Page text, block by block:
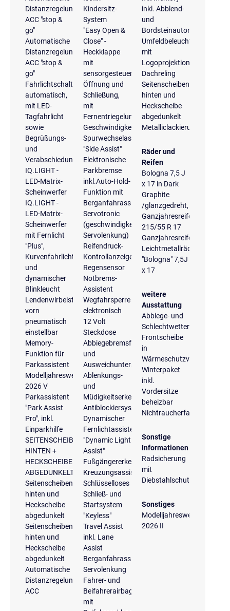
Distanzregelung
ACC "stop &
go"
Automatische
Distanzregelung
ACC "stop &
go"
Fahrlichtschaltung
automatisch,
mit LED-
Tagfahrlicht
sowie
Begrüßungs-
und
Verabschiedungslicht
IQ.LIGHT -
LED-Matrix-
Scheinwerfer
IQ.LIGHT -
LED-Matrix-
Scheinwerfer
mit Fernlicht
"Plus",
Kurvenfahrlicht
und
dynamischer
Blinkleucht
Lendenwirbelstützen
vorn
pneumatisch
einstellbar
Memory-
Funktion für
Parkassistent
Modelljahreswechsel
2026 V
Parkassistent
"Park Assist
Pro", inkl.
Einparkhilfe
SEITENSCHEIBEN
HINTEN +
HECKSCHEIBE
ABGEDUNKELT
Seitenscheiben
hinten und
Heckscheibe
abgedunkelt
Seitenscheiben
hinten und
Heckscheibe
abgedunkelt
Automatische
Distanzregelung
ACC
Kindersitz-
System
"Easy Open &
Close" -
Heckklappe
mit
sensorgesteuerter
Öffnung und
Schließung,
mit
Fernentriegelung
Geschwindigkeitsregelanlage
Spurwechselassistent
"Side Assist"
Elektronische
Parkbremse
inkl.Auto-Hold-
Funktion mit
Berganfahrassistent
Servotronic
(geschwindigkeitsabhängige
Servolenkung)
Reifendruck-
Kontrollanzeige
Regensensor
Notbrems-
Assistent
Wegfahrsperre
elektronisch
12 Volt
Steckdose
Abbiegebremsfunktion
und
Ausweichunterstützung
Ablenkungs-
und
Müdigkeitserkennung
Antiblockiersystem
Dynamischer
Fernlichtassistent
"Dynamic Light
Assist"
Fußgängererkennung
Kreuzungsassistent
Schlüsselloses
Schließ- und
Startsystem
"Keyless"
Travel Assist
inkl. Lane
Assist
Berganfahrassistent
Servolenkung
Fahrer- und
Beifahrerairbag
mit
inkl. Abblend-
und
Bordsteinautomatik
Umfeldbeleuchtung
mit
Logoprojektion
Dachreling
Seitenscheiben
hinten und
Heckscheibe
abgedunkelt
Metalliclackierung
Räder und
Reifen
Bologna 7,5 J
x 17 in Dark
Graphite
/glanzgedreht,
Ganzjahresreifen
215/55 R 17
Ganzjahresreifen
Leichtmetallräder
"Bologna" 7,5J
x 17
weitere
Ausstattung
Abbiege- und
Schlechtwetterlicht
Frontscheibe
in
Wärmeschutzverglasung
Winterpaket
inkl.
Vordersitze
beheizbar
Nichtraucherfahrzeug
Sonstige
Informationen
Radsicherung
mit
Diebstahlschutz
Sonstiges
Modelljahreswechsel
2026 II